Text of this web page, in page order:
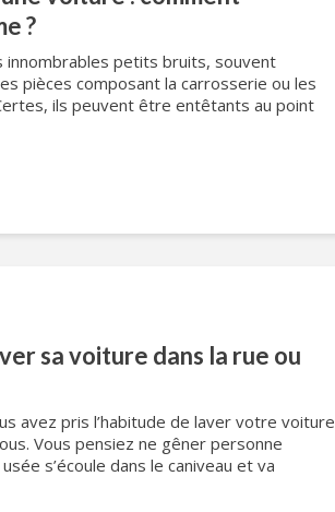
?
innombrables petits bruits, souvent
pièces composant la carrosserie ou les
ils peuvent être entêtants au point
sa voiture dans la rue ou
avez pris l’habitude de laver votre voiture
Vous pensiez ne gêner personne
s’écoule dans le caniveau et va